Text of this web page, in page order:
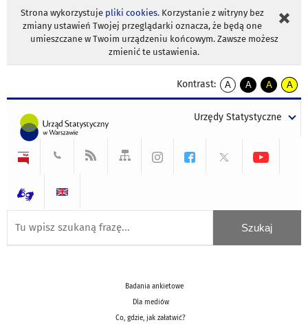
Strona wykorzystuje pliki cookies. Korzystanie z witryny bez
zmiany ustawień Twojej przeglądarki oznacza, że będą one
umieszczane w Twoim urządzeniu końcowym. Zawsze możesz
zmienić te ustawienia.
Kontrast:
A
kontrast
A
kontrast
tekst
czarnym
A
kontrast
tekst
czarnym
A
tekst
żółtym
Urzędy Statystyczne
Badania ankietowe
Dla mediów
Co, gdzie, jak załatwić?